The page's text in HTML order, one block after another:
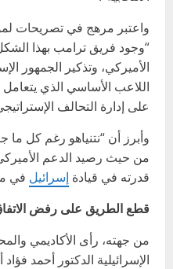
واعتبر مرهج في تصريحات
“وجود فريق ترامب بهذا
الأميركي، وتذكير الجمهور
اللاعب الأساسي الذي يتعامل
على إدارة التحالف
وأبرز أن “نتنياهو رغم كل ما
من حيث رصيد الدعم
قدرته في قيادة إسرائيل في
قطع الطريق على رفض
من جهته، رأى الأكاديمي
الإسرائيلية الدكتور أحمد